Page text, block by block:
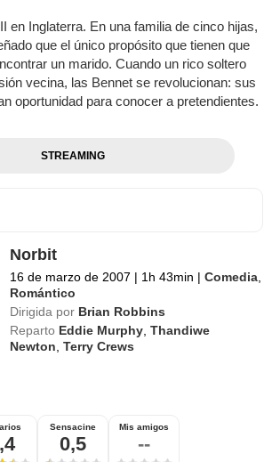
en Inglaterra. En una familia de cinco hijas,
que el único propósito que tienen que
un marido. Cuando un rico soltero
vecina, las Bennet se revolucionan: sus
oportunidad para conocer a pretendientes.
STREAMING
Norbit
16 de marzo de 2007 | 1h 43min | Comedia
Romántico
Dirigida por Brian Robbins
Reparto Eddie Murphy ,Thandiwe
Newton ,Terry Crews
Sensacine
0,5
Mis amigos
--